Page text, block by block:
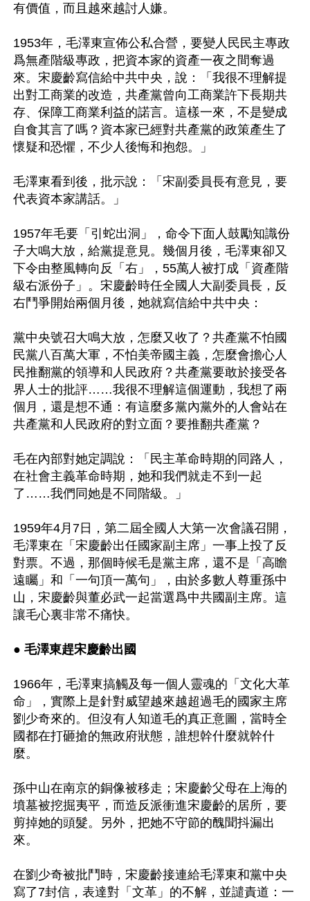
有價值，而且越來越討人嫌。
1953年，毛澤東宣佈公私合營，要變人民民主專政
爲無產階級專政，把資本家的資產一夜之間奪過
來。宋慶齡寫信給中共中央，說：「我很不理解提
出對工商業的改造，共產黨曾向工商業許下長期共
存、保障工商業利益的諾言。這樣一來，不是變成
自食其言了嗎？資本家已經對共產黨的政策產生了
懷疑和恐懼，不少人後悔和抱怨。」
毛澤東看到後，批示說：「宋副委員長有意見，要
代表資本家講話。」
1957年毛要「引蛇出洞」，命令下面人鼓勵知識份
子大鳴大放，給黨提意見。幾個月後，毛澤東卻又
下令由整風轉向反「右」，55萬人被打成「資產階
級右派份子」。宋慶齡時任全國人大副委員長，反
右鬥爭開始兩個月後，她就寫信給中共中央：
黨中央號召大鳴大放，怎麼又收了？共產黨不怕國
民黨八百萬大軍，不怕美帝國主義，怎麼會擔心人
民推翻黨的領導和人民政府？共產黨要敢於接受各
界人士的批評……我很不理解這個運動，我想了兩
個月，還是想不通：有這麼多黨內黨外的人會站在
共產黨和人民政府的對立面？要推翻共產黨？
毛在內部對她定調說：「民主革命時期的同路人，
在社會主義革命時期，她和我們就走不到一起
了……我們同她是不同階級。」
1959年4月7日，第二屆全國人大第一次會議召開，
毛澤東在「宋慶齡出任國家副主席」一事上投了反
對票。不過，那個時候毛是黨主席，還不是「高瞻
遠矚」和「一句頂一萬句」，由於多數人尊重孫中
山，宋慶齡與董必武一起當選爲中共國副主席。這
讓毛心裏非常不痛快。
● 毛澤東趕宋慶齡出國
1966年，毛澤東搞觸及每一個人靈魂的「文化大革
命」，實際上是針對威望越來越超過毛的國家主席
劉少奇來的。但沒有人知道毛的真正意圖，當時全
國都在打砸搶的無政府狀態，誰想幹什麼就幹什
麼。
孫中山在南京的銅像被移走；宋慶齡父母在上海的
墳墓被挖掘夷平，而造反派衝進宋慶齡的居所，要
剪掉她的頭髮。另外，把她不守節的醜聞抖漏出
來。
在劉少奇被批鬥時，宋慶齡接連給毛澤東和黨中央
寫了7封信，表達對「文革」的不解，並譴責道：一